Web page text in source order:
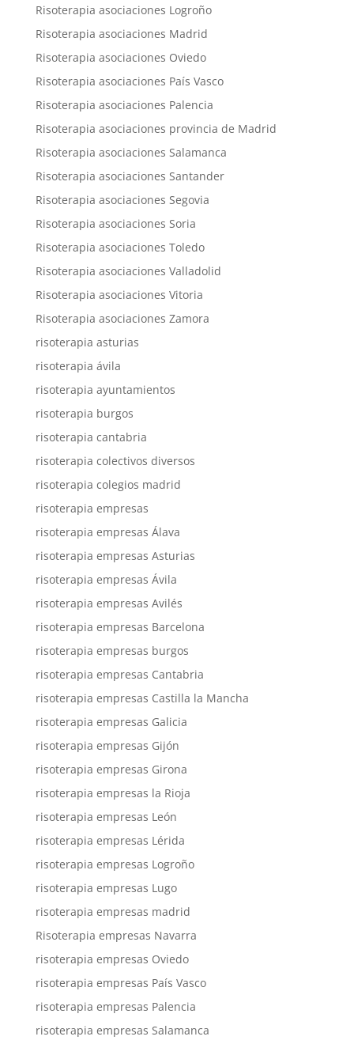
Risoterapia asociaciones Logroño
Risoterapia asociaciones Madrid
Risoterapia asociaciones Oviedo
Risoterapia asociaciones País Vasco
Risoterapia asociaciones Palencia
Risoterapia asociaciones provincia de Madrid
Risoterapia asociaciones Salamanca
Risoterapia asociaciones Santander
Risoterapia asociaciones Segovia
Risoterapia asociaciones Soria
Risoterapia asociaciones Toledo
Risoterapia asociaciones Valladolid
Risoterapia asociaciones Vitoria
Risoterapia asociaciones Zamora
risoterapia asturias
risoterapia ávila
risoterapia ayuntamientos
risoterapia burgos
risoterapia cantabria
risoterapia colectivos diversos
risoterapia colegios madrid
risoterapia empresas
risoterapia empresas Álava
risoterapia empresas Asturias
risoterapia empresas Ávila
risoterapia empresas Avilés
risoterapia empresas Barcelona
risoterapia empresas burgos
risoterapia empresas Cantabria
risoterapia empresas Castilla la Mancha
risoterapia empresas Galicia
risoterapia empresas Gijón
risoterapia empresas Girona
risoterapia empresas la Rioja
risoterapia empresas León
risoterapia empresas Lérida
risoterapia empresas Logroño
risoterapia empresas Lugo
risoterapia empresas madrid
Risoterapia empresas Navarra
risoterapia empresas Oviedo
risoterapia empresas País Vasco
risoterapia empresas Palencia
risoterapia empresas Salamanca